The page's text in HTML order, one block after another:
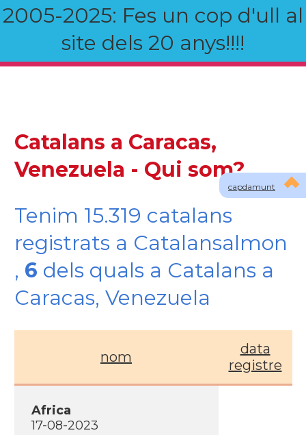
2005-2025: Fes un cop d'ull al
site dels 20 anys!!!!
capdamunt
Catalans a Caracas,
Venezuela - Qui som?
Tenim 15.319 catalans
registrats a Catalansalmon
, 6 dels quals a Catalans a
Caracas, Venezuela
nom
data
registre
Africa
17-08-2023